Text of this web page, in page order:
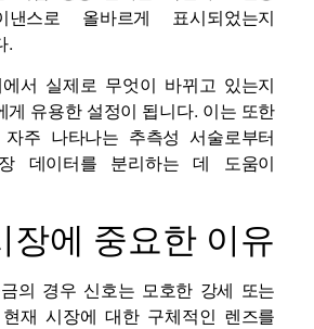
낸스로 올바르게 표시되었는지
.
서 실제로 무엇이 바뀌고 있는지
게 유용한 설정이 됩니다. 이는 또한
주 나타나는 추측성 서술로부터
데이터를 분리하는 데 도움이
장에 중요한 이유
의 경우 신호는 모호한 강세 또는
재 시장에 대한 구체적인 렌즈를